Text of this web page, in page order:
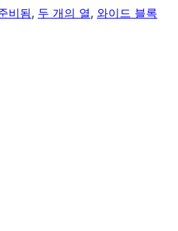
비됨, 두 개의 열, 와이드 블록